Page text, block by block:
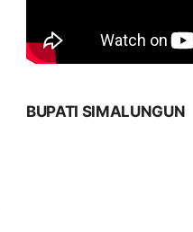
BUPATI SIMALUNGUN